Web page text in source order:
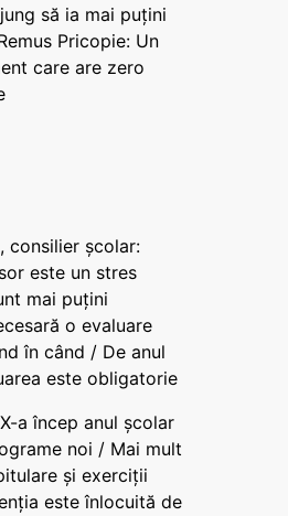
să ia mai puțini
Pricopie: Un
care are zero
consilier școlar:
este un stres
mai puțini
o evaluare
în când / De anul
este obligatorie
a încep anul școlar
noi / Mai mult
și exerciții
este înlocuită de